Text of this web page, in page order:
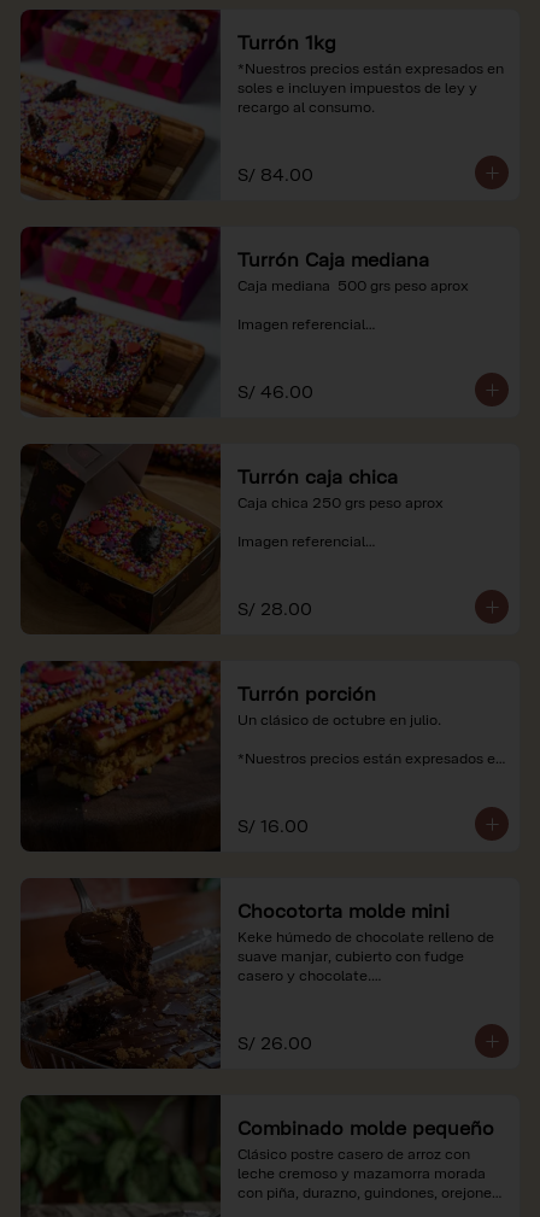
Turrón 1kg
*Nuestros precios están expresados en
soles e incluyen impuestos de ley y
recargo al consumo.
S/ 84.00
Turrón Caja mediana
Caja mediana  500 grs peso aprox
Imagen referencial
soles e incluyen impuestos de ley y
recargo al consumo.
S/ 46.00
Turrón caja chica
Caja chica 250 grs peso aprox
Imagen referencial
soles e incluyen impuestos de ley y
recargo al consumo.
S/ 28.00
Turrón porción
Un clásico de octubre en julio.
*Nuestros precios están expresados en
S/ 16.00
Chocotorta molde mini
Keke húmedo de chocolate relleno de
suave manjar, cubierto con fudge
casero y chocolate.
soles e incluyen impuestos de ley y
recargo al consumo. Imagenes
S/ 26.00
Combinado molde pequeño
Clásico postre casero de arroz con
leche cremoso y mazamorra morada
con piña, durazno, guindones, orejones